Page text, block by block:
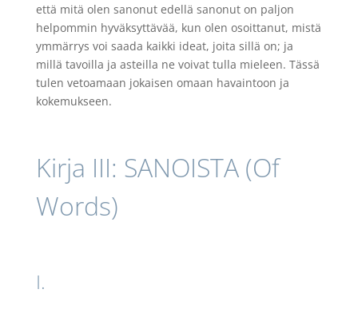
että mitä olen sanonut edellä sanonut on paljon
helpommin hyväksyttävää, kun olen osoittanut, mistä
ymmärrys voi saada kaikki ideat, joita sillä on; ja
millä tavoilla ja asteilla ne voivat tulla mieleen. Tässä
tulen vetoamaan jokaisen omaan havaintoon ja
kokemukseen.
Kirja III: SANOISTA (Of
Words)
I.